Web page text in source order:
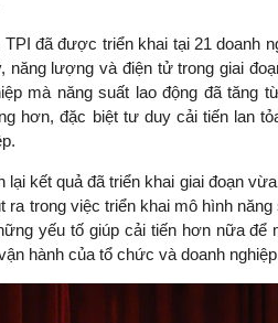
TPI đã được triển khai tại 21 doanh
năng lượng và điện tử trong giai
mà năng suất lao động đã tăng
hơn, đặc biệt tư duy cải tiến lan
lại kết quả đã triển khai giai đoạn
ra trong việc triển khai mô hình
yếu tố giúp cải tiến hơn nữa để
hành của tổ chức và doanh